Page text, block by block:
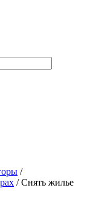
/
/ Снять жилье